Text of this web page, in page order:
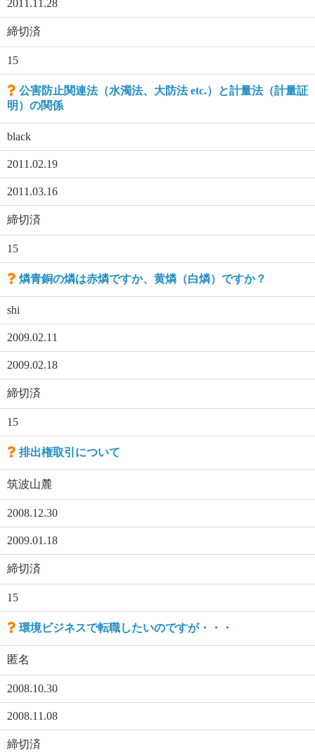
2011.11.28
締切済
15
公害防止関連法（水濁法、大防法 etc.）と計量法（計量証
明）の関係
black
2011.02.19
2011.03.16
締切済
15
燐青銅の燐は赤燐ですか、黄燐（白燐）ですか？
shi
2009.02.11
2009.02.18
締切済
15
排出権取引について
筑波山麓
2008.12.30
2009.01.18
締切済
15
環境ビジネスで転職したいのですが・・・
匿名
2008.10.30
2008.11.08
締切済